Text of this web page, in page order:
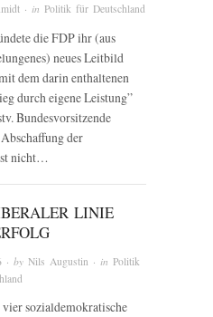
· in Politik für Deutschland
die FDP ihr (aus
neues Leitbild
dem darin enthaltenen
durch eigene Leistung”
Bundesvorsitzende
der
nicht…
LINIE
· byNils Augustin · inPolitik
sozialdemokratische